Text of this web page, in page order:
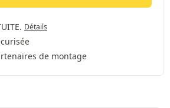
Détails
de montage